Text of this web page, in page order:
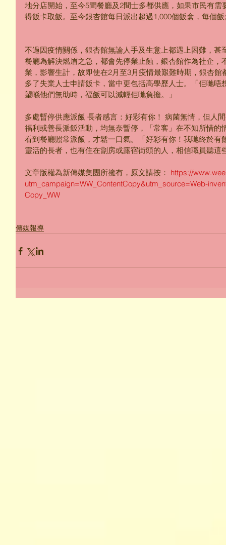
地分店開始，至今5間餐廳及2間士多都供應，如果市民有
得飯卡取飯。至今銀杏館每日派出超過1,000個飯盒，每個
不過因疫情關係，銀杏館無論人手及生意上都遇上困難，甚
餐廳為解決燃眉之急，都會先停業止蝕，銀杏館作為社企，
業，影響生計，故即使在2月至3月疫情最艱難時期，銀杏
多了失業人士申請飯卡，當中更包括高學歷人士。「佢哋
望喺他們無助時，福飯可以減輕佢哋負擔。」
多處暫停供應派飯 長者感言：好彩有你！ 病菌無情，但人
福利或善長派飯活動，均無奈暫停，「常客」在不知所惜的
看到餐廳照常派飯，才鬆一口氣。「好彩有你！我哋終於有
靈活的長者，也有住在劏房或露宿街頭的人，相信職員聽這
文章版權為新傳媒集團所擁有，原文請按： https://
utm_campaign=WW_ContentCopy&utm_source=Web-
Copy_WW
傳媒報導